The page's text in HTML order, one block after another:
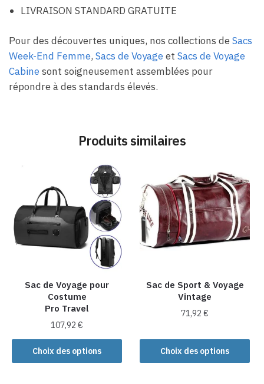
LIVRAISON STANDARD GRATUITE
Pour des découvertes uniques, nos collections deSacs
Week-End Femme, Sacs de Voyageet Sacs de Voyage
Cabinesont soigneusement assemblées pour
répondre à des standards élevés.
Produits similaires
Sac de Voyage pour
Costume
Pro Travel
107,92€
Choix des options
Ce
produit
Sac de Sport & Voyage
Vintage
71,92€
Choix des options
produit
a